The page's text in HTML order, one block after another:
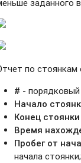
заданного
по
# -
Начало
Конец стоянки
Время
Пробег от
начала стоянки;